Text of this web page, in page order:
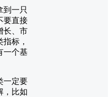
到一只
要直接
长、市
标，
一个基
一定要
，比如